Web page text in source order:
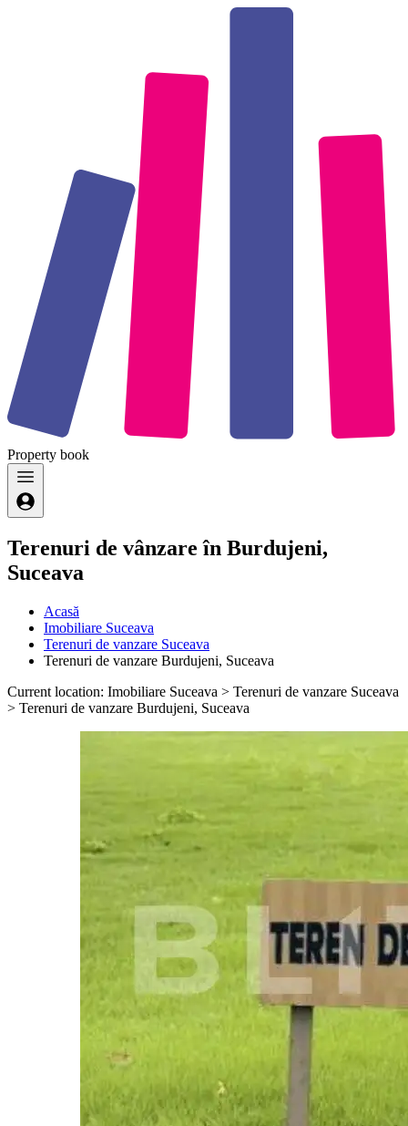
Property book
Terenuri de vânzare în Burdujeni,
Suceava
Acasă
Imobiliare Suceava
Terenuri de vanzare Suceava
Terenuri de vanzare Burdujeni, Suceava
Current location: Imobiliare Suceava > Terenuri de vanzare Suceava
> Terenuri de vanzare Burdujeni, Suceava